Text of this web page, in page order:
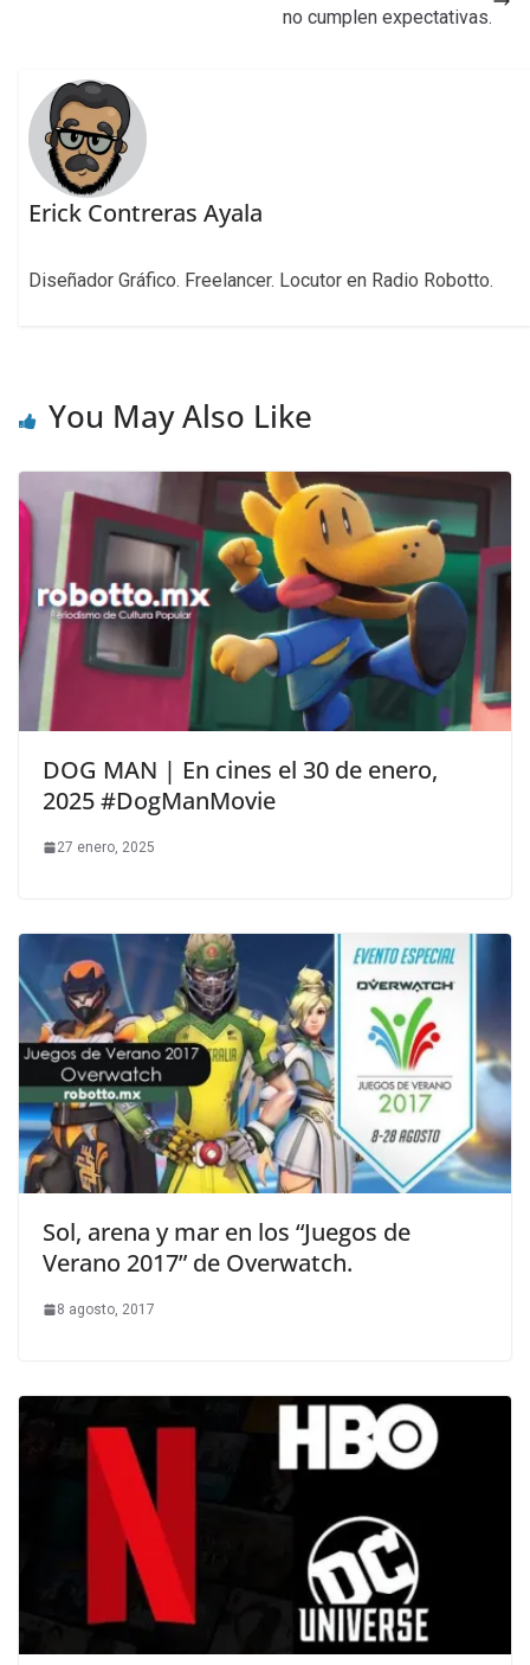
no cumplen expectativas.
Erick Contreras Ayala
Diseñador Gráfico. Freelancer. Locutor en Radio Robotto.
You May Also Like
DOG MAN | En cines el 30 de enero,
2025 #DogManMovie
27 enero, 2025
Sol, arena y mar en los “Juegos de
Verano 2017” de Overwatch.
8 agosto, 2017